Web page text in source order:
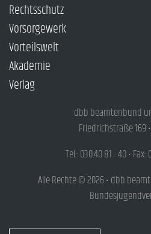
Rechtsschutz
Vorsorgewerk
Vorteilswelt
Akademie
Verlag
dbb beamtenbund
Friedrichstraße 169
Tel.: 030.40 81 - 40 •
Alle Rechte © 2026 • dbb